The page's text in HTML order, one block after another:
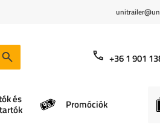
+36 1 901
és Promóciók